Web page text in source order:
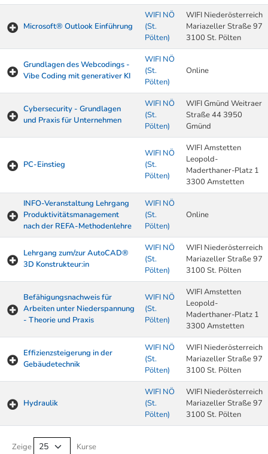
Microsoft® Outlook Einführung
WIFI NÖ
(St.
Pölten)
WIFI Niederösterreich
Mariazeller Straße 97
3100 St. Pölten
Grundlagen des Webcodings -
Vibe Coding mit generativer KI
WIFI NÖ
(St.
Pölten)
Online
Cybersecurity - Grundlagen
und Praxis für Unternehmen
WIFI NÖ
(St.
Pölten)
WIFI Gmünd Weitraer
Straße 44 3950
Gmünd
PC-Einstieg
WIFI NÖ
(St.
Pölten)
WIFI Amstetten
Leopold-
Maderthaner-Platz 1
3300 Amstetten
INFO-Veranstaltung Lehrgang
Produktivitätsmanagement
nach der REFA-Methodenlehre
WIFI NÖ
(St.
Pölten)
Online
Lehrgang zum/zur AutoCAD®
3D Konstrukteur:in
WIFI NÖ
(St.
Pölten)
WIFI Niederösterreich
Mariazeller Straße 97
3100 St. Pölten
Befähigungsnachweis für
Arbeiten unter Niederspannung
- Theorie und Praxis
WIFI NÖ
(St.
Pölten)
WIFI Amstetten
Leopold-
Maderthaner-Platz 1
3300 Amstetten
Effizienzsteigerung in der
Gebäudetechnik
WIFI NÖ
(St.
Pölten)
WIFI Niederösterreich
Mariazeller Straße 97
3100 St. Pölten
Hydraulik
WIFI NÖ
(St.
Pölten)
WIFI Niederösterreich
Mariazeller Straße 97
3100 St. Pölten
Zeige Kurse